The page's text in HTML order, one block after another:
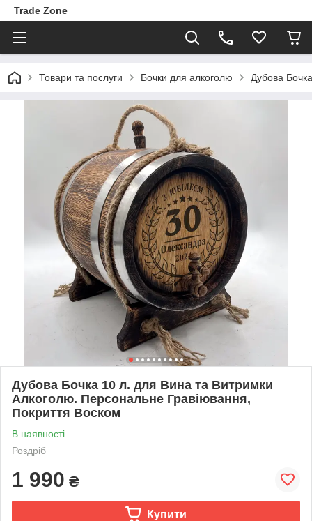
Trade Zone
Товари та послуги Бочки для алкоголю Дубова
Дубова Бочка 10 л. для Вина та Витримки
Алкоголю. Персональне Гравіювання,
Покриття Воском
В наявності
Роздріб
1 990 ₴
Купити